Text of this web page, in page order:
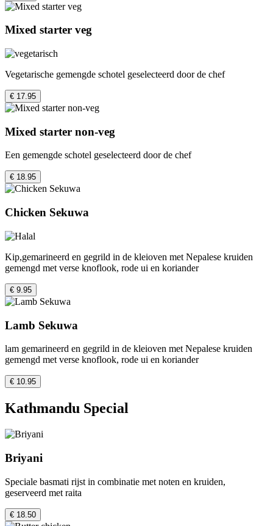
Mixed starter veg
Vegetarische gemengde schotel geselecteerd door de chef
€ 17.95
Mixed starter non-veg
Een gemengde schotel geselecteerd door de chef
€ 18.95
Chicken Sekuwa
Kip,gemarineerd en gegrild in de kleioven met Nepalese kruiden
gemengd met verse knoflook, rode ui en koriander
€ 9.95
Lamb Sekuwa
lam gemarineerd en gegrild in de kleioven met Nepalese kruiden
gemengd met verse knoflook, rode ui en koriander
€ 10.95
Kathmandu Special
Briyani
Speciale basmati rijst in combinatie met noten en kruiden,
geserveerd met raita
€ 18.50